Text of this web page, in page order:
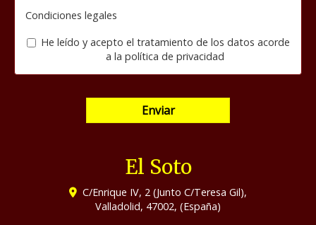
Condiciones legales
He leído y acepto el tratamiento de los datos acorde
a la política de privacidad
Enviar
El Soto
C/Enrique IV, 2 (Junto C/Teresa Gil),
Valladolid, 47002, (España)